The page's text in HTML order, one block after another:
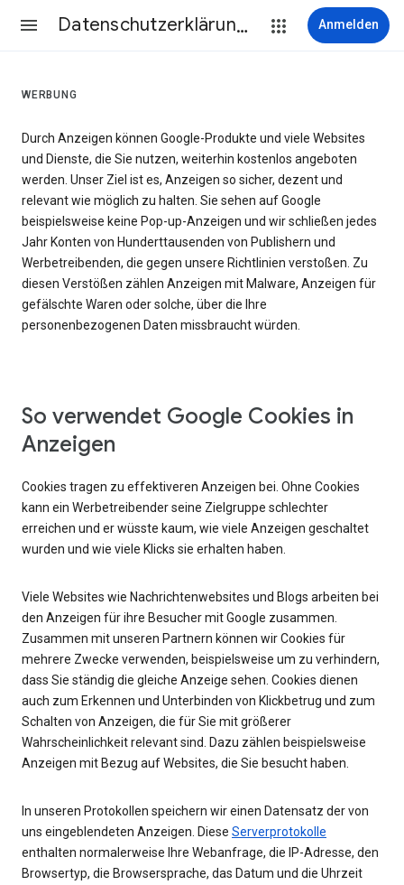
Datenschutzerklärung & Nutzungsbedingungen Anmelden
WERBUNG
Durch Anzeigen können Google-Produkte und viele Websites
und Dienste, die Sie nutzen, weiterhin kostenlos angeboten
werden. Unser Ziel ist es, Anzeigen so sicher, dezent und
relevant wie möglich zu halten. Sie sehen auf Google
beispielsweise keine Pop-up-Anzeigen und wir schließen jedes
Jahr Konten von Hunderttausenden von Publishern und
Werbetreibenden, die gegen unsere Richtlinien verstoßen. Zu
diesen Verstößen zählen Anzeigen mit Malware, Anzeigen für
gefälschte Waren oder solche, über die Ihre
personenbezogenen Daten missbraucht würden.
So verwendet Google Cookies in
Anzeigen
Cookies tragen zu effektiveren Anzeigen bei. Ohne Cookies
kann ein Werbetreibender seine Zielgruppe schlechter
erreichen und er wüsste kaum, wie viele Anzeigen geschaltet
wurden und wie viele Klicks sie erhalten haben.
Viele Websites wie Nachrichtenwebsites und Blogs arbeiten bei
den Anzeigen für ihre Besucher mit Google zusammen.
Zusammen mit unseren Partnern können wir Cookies für
mehrere Zwecke verwenden, beispielsweise um zu verhindern,
dass Sie ständig die gleiche Anzeige sehen. Cookies dienen
auch zum Erkennen und Unterbinden von Klickbetrug und zum
Schalten von Anzeigen, die für Sie mit größerer
Wahrscheinlichkeit relevant sind. Dazu zählen beispielsweise
Anzeigen mit Bezug auf Websites, die Sie besucht haben.
In unseren Protokollen speichern wir einen Datensatz der von
uns eingeblendeten Anzeigen. Diese Serverprotokolle
enthalten normalerweise Ihre Webanfrage, die IP-Adresse, den
Browsertyp, die Browsersprache, das Datum und die Uhrzeit